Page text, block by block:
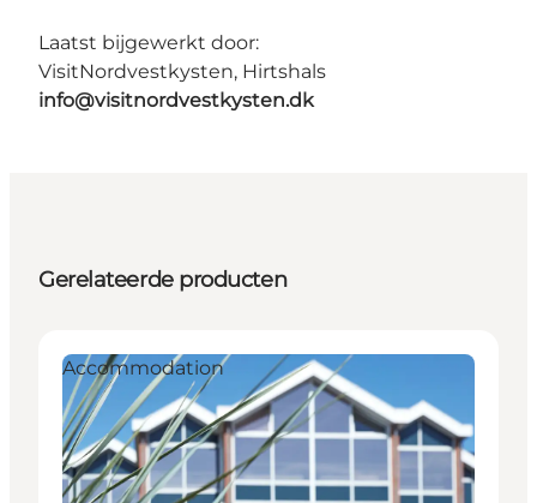
Laatst bijgewerkt door:
VisitNordvestkysten, Hirtshals
info@visitnordvestkysten.dk
Gerelateerde producten
Accommodation